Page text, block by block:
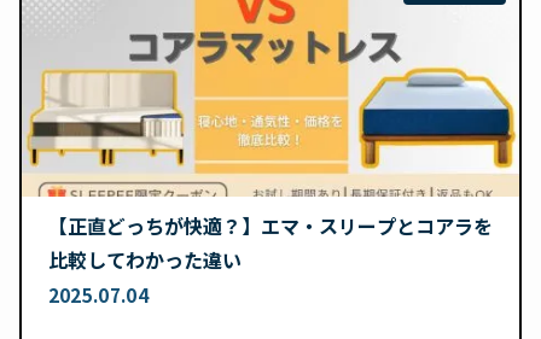
【正直どっちが快適？】エマ・スリープとコアラを
比較してわかった違い
2025.07.04